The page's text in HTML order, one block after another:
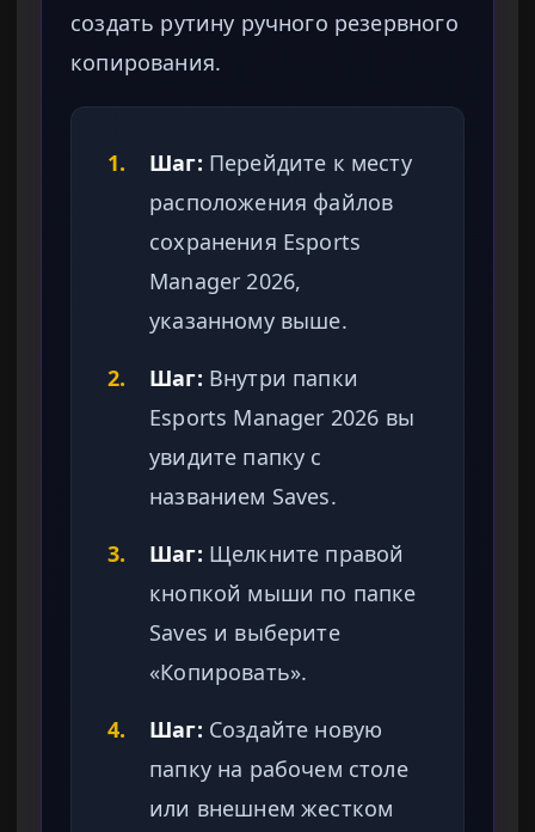
создать рутину ручного резервного
копирования.
1. Шаг: Перейдите к месту
расположения файлов
сохранения Esports
Manager 2026,
указанному выше.
2.
Шаг: Внутри папки
Esports Manager 2026 вы
увидите папку с
названием Saves.
3.
Шаг: Щелкните правой
кнопкой мыши по папке
Saves и выберите
«Копировать».
4.
Шаг: Создайте новую
папку на рабочем столе
или внешнем жестком